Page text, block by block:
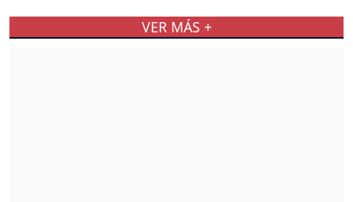
VER MÁS +